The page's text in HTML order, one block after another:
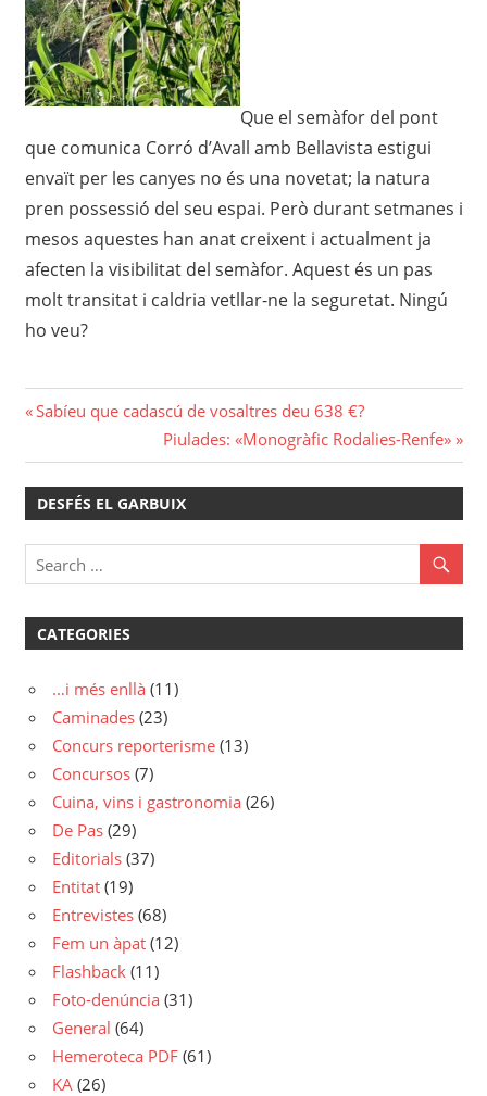
Que el semàfor del pont
que comunica Corró d’Avall amb Bellavista estigui
envaït per les canyes no és una novetat; la natura
pren possessió del seu espai. Però durant setmanes i
mesos aquestes han anat creixent i actualment ja
afecten la visibilitat del semàfor. Aquest és un pas
molt transitat i caldria vetllar-ne la seguretat. Ningú
ho veu?
Navegació
d'entrades
Previous
Sabíeu que cadascú de vosaltres deu 638 €?
Next
Post:
Piulades: «Monogràfic Rodalies-Renfe»
DESFÉS EL GARBUIX
CATEGORIES
…i més enllà (11)
Caminades (23)
Concurs reporterisme (13)
Concursos (7)
Cuina, vins i gastronomia (26)
De Pas (29)
Editorials (37)
Entitat (19)
Entrevistes (68)
Fem un àpat (12)
Flashback (11)
Foto-denúncia (31)
General (64)
Hemeroteca PDF (61)
KA (26)